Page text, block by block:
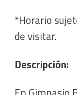
*Horario
de visitar.
Descripción: